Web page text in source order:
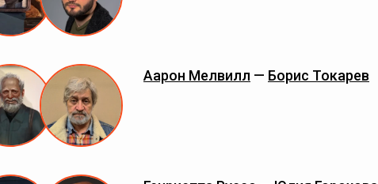
Аарон Мелвилл — Борис Токарев